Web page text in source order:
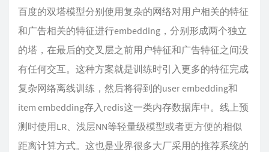
百度的双塔模型分别使用复杂的网络对用户相关的特征
和广告相关的特征进行embedding，分别形成两个独立
的塔，在最后的交叉层之前用户特征和广告特征之间没
有任何交互。这种方案就是训练时引入更多的特征完成
复杂网络离线训练，然后将得到的user embedding和
item embedding存入redis这一类内存数据库中。线上预
测时使用LR、浅层NN等轻量级模型或者更方便的相似
距离计算方式。这也是业界很多大厂采用的推荐系统的